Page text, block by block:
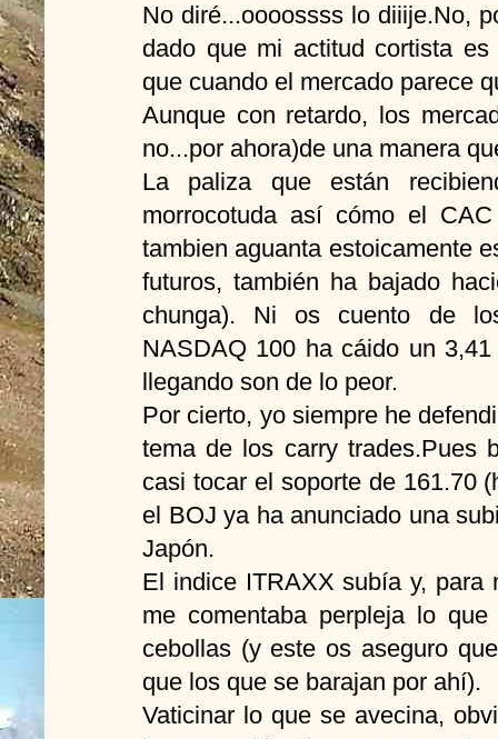
No diré...oooossss lo diiije.No,
dado que mi actitud cortista
que cuando el mercado parece
Aunque con retardo, los
no...por ahora)de una manera
La paliza que están
morrocotuda así cómo el
tambien aguanta estoicamente
futuros, también ha bajado
chunga). Ni os cuento de
NASDAQ 100 ha cáido un
llegando son de lo peor.
Por cierto, yo siempre he
tema de los carry trades.Pues
casi tocar el soporte de 161.70
el BOJ ya ha anunciado una
Japón.
El indice ITRAXX subía y, para
me comentaba perpleja lo
cebollas (y este os aseguro
que los que se barajan por ahí).
Vaticinar lo que se avecina,